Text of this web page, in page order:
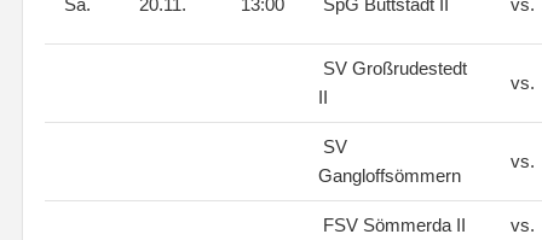
Sa. 20.11. 13:00 SpG Buttstädt II vs.
SV Großrudestedt
II
vs.
SV
Gangloffsömmern
vs.
FSV Sömmerda II vs.